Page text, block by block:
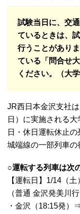
試験当日に、交
ているときは、
行うことがあり
ている「問合せ
ください。（大
JR西日本金沢支社
日）に実施される
日・休日運転休止の
城端線の一部列車の
○運転する列車は次
【運転日】1/14（土
（普通 金沢発美川行
・金沢（18:15発）